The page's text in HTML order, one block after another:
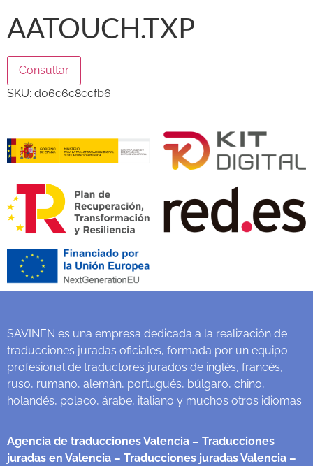
AATOUCH.TXP
Consultar
SKU: d06c6c8ccfb6
SAVINEN es una empresa dedicada a la realización de
traducciones juradas oficiales, formada por un equipo
profesional de traductores jurados de inglés, francés,
ruso, rumano, alemán, portugués, búlgaro, chino,
holandés, polaco, árabe, italiano y muchos otros idiomas
Agencia de traducciones Valencia – Traducciones
juradas en Valencia – Traducciones juradas Valencia –